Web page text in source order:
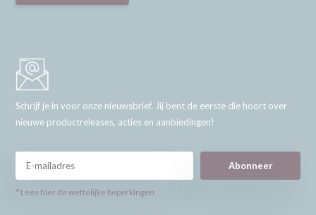
Schrijf je in voor onze nieuwsbrief. Jij bent de eerste die hoort over
nieuwe productreleases, acties en aanbiedingen!
Abonneer
* Lees hier de wettelijke beperkingen